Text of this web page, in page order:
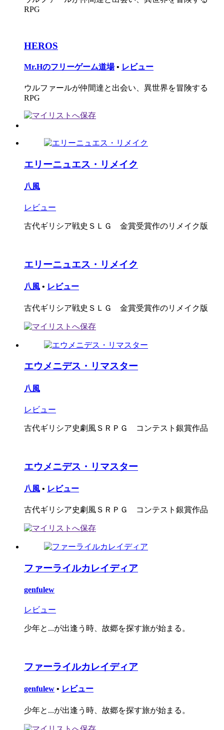
RPG
HEROS
Mr.Hのフリーゲーム道場 • レビュー
ウルファールが仲間達と出会い、異世界を冒険する
RPG
エリーニュエス・リメイク
八風
レビュー
古代ギリシア戦史ＳＬＧ 金賞受賞作のリメイク版
エリーニュエス・リメイク
八風 • レビュー
古代ギリシア戦史ＳＬＧ 金賞受賞作のリメイク版
エウメニデス・リマスター
八風
レビュー
古代ギリシア史劇風ＳＲＰＧ コンテスト銀賞作品
エウメニデス・リマスター
八風 • レビュー
古代ギリシア史劇風ＳＲＰＧ コンテスト銀賞作品
ファーライルカレイディア
genfulew
レビュー
少年と...が出逢う時、故郷を探す旅が始まる。
ファーライルカレイディア
genfulew • レビュー
少年と...が出逢う時、故郷を探す旅が始まる。